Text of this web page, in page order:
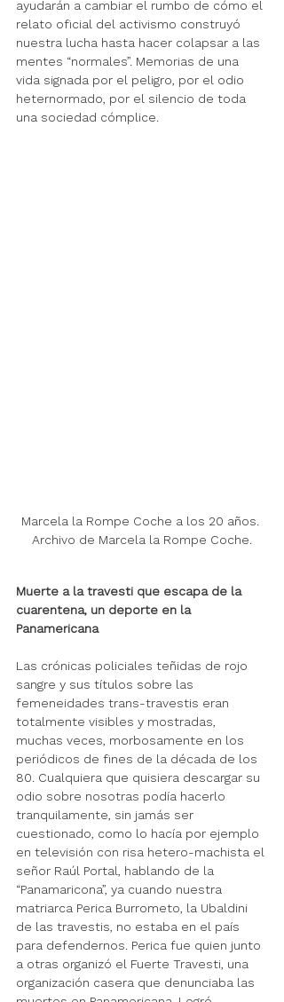
ayudarán a cambiar el rumbo de cómo el
relato oficial del activismo construyó
nuestra lucha hasta hacer colapsar a las
mentes “normales”. Memorias de una
vida signada por el peligro, por el odio
heternormado, por el silencio de toda
una sociedad cómplice.
Marcela la Rompe Coche a los 20 años.
Archivo de Marcela la Rompe Coche.
Muerte a la travesti que escapa de la
cuarentena, un deporte en la
Panamericana
Las crónicas policiales teñidas de rojo
sangre y sus títulos sobre las
femeneidades trans-travestis eran
totalmente visibles y mostradas,
muchas veces, morbosamente en los
periódicos de fines de la década de los
80. Cualquiera que quisiera descargar su
odio sobre nosotras podía hacerlo
tranquilamente, sin jamás ser
cuestionado, como lo hacía por ejemplo
en televisión con risa hetero-machista el
señor Raúl Portal, hablando de la
“Panamaricona”, ya cuando nuestra
matriarca Perica Burrometo, la Ubaldini
de las travestis, no estaba en el país
para defendernos. Perica fue quien junto
a otras organizó el Fuerte Travesti, una
organización casera que denunciaba las